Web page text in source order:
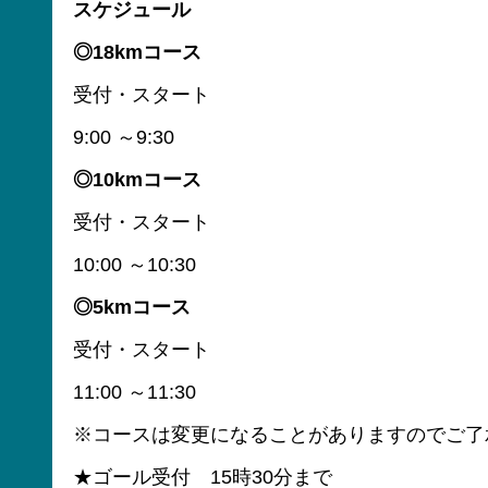
スケジュール
◎18kmコース
受付・スタート
9:00 ～9:30
◎10kmコース
受付・スタート
10:00 ～10:30
◎5kmコース
受付・スタート
11:00 ～11:30
※コースは変更になることがありますのでご了
★ゴール受付 15時30分まで